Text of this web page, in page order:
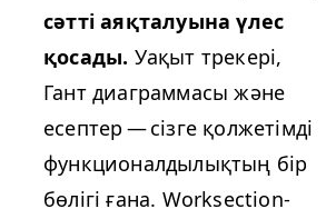
сәтті аяқталуына үлес
қосады. Уақыт трекері,
Гант диаграммасы және
есептер — сізге қолжетімді
функционалдылықтың бір
бөлігі ғана. Work­sec­tion-